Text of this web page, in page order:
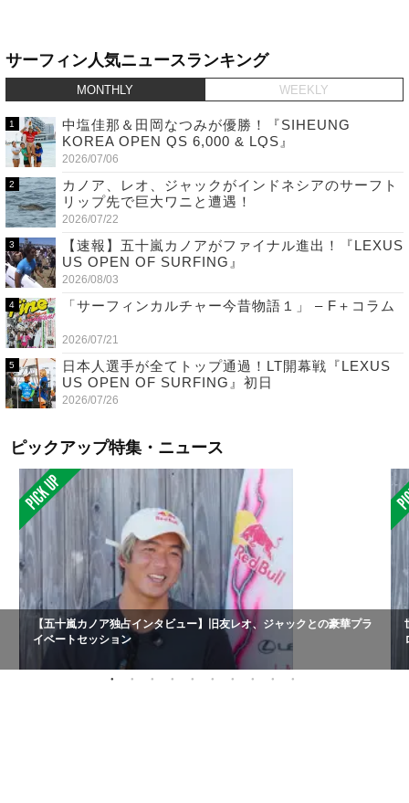
サーフィン人気ニュースランキング
MONTHLY WEEKLY
中塩佳那＆田岡なつみが優勝！『SIHEUNG
KOREA OPEN QS 6,000 & LQS』
2026/07/06
カノア、レオ、ジャックがインドネシアのサーフト
リップ先で巨大ワニと遭遇！
2026/07/22
【速報】五十嵐カノアがファイナル進出！『LEXUS
US OPEN OF SURFING』
2026/08/03
「サーフィンカルチャー今昔物語１」 – F＋コラム
2026/07/21
日本人選手が全てトップ通過！LT開幕戦『LEXUS
US OPEN OF SURFING』初日
2026/07/26
ピックアップ特集・ニュース
【五十嵐カノア独占インタビュー】旧友レオ、ジャックとの豪華プラ
イベートセッション